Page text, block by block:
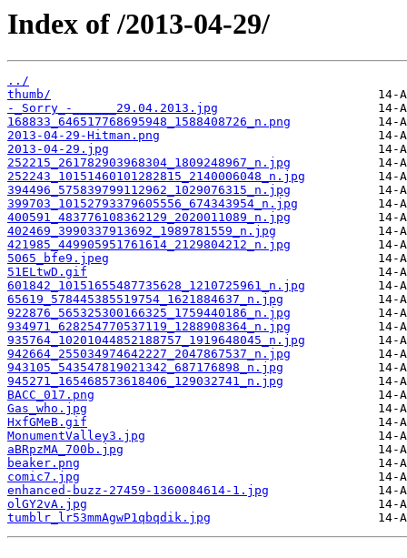
Index of /2013-04-29/
../
thumb/
-_Sorry_-______29.04.2013.jpg
168833_646517768695948_1588408726_n.png
2013-04-29-Hitman.png
2013-04-29.jpg
252215_261782903968304_1809248967_n.jpg
252243_10151460101282815_2140006048_n.jpg
394496_575839799112962_1029076315_n.jpg
399703_10152793379605556_674343954_n.jpg
400591_483776108362129_2020011089_n.jpg
402469_3990337913692_1989781559_n.jpg
421985_449905951761614_2129804212_n.jpg
5065_bfe9.jpeg
51ELtwD.gif
601842_10151655487735628_1210725961_n.jpg
65619_578445385519754_1621884637_n.jpg
922876_565325300166325_1759440186_n.jpg
934971_628254770537119_1288908364_n.jpg
935764_10201044852188757_1919648045_n.jpg
942664_255034974642227_2047867537_n.jpg
943105_543547819021342_687176898_n.jpg
945271_165468573618406_129032741_n.jpg
BACC_017.png
Gas_who.jpg
HxfGMeB.gif
MonumentValley3.jpg
aBRpzMA_700b.jpg
beaker.png
comic7.jpg
enhanced-buzz-27459-1360084614-1.jpg
olGY2vA.jpg
tumblr_lr53mmAgwP1qbqdik.jpg